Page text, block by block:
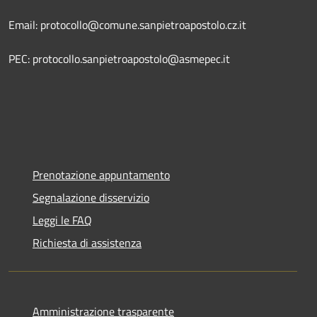
Email: protocollo@comune.sanpietroapostolo.cz.it
PEC: protocollo.sanpietroapostolo@asmepec.it
Prenotazione appuntamento
Segnalazione disservizio
Leggi le FAQ
Richiesta di assistenza
Amministrazione trasparente